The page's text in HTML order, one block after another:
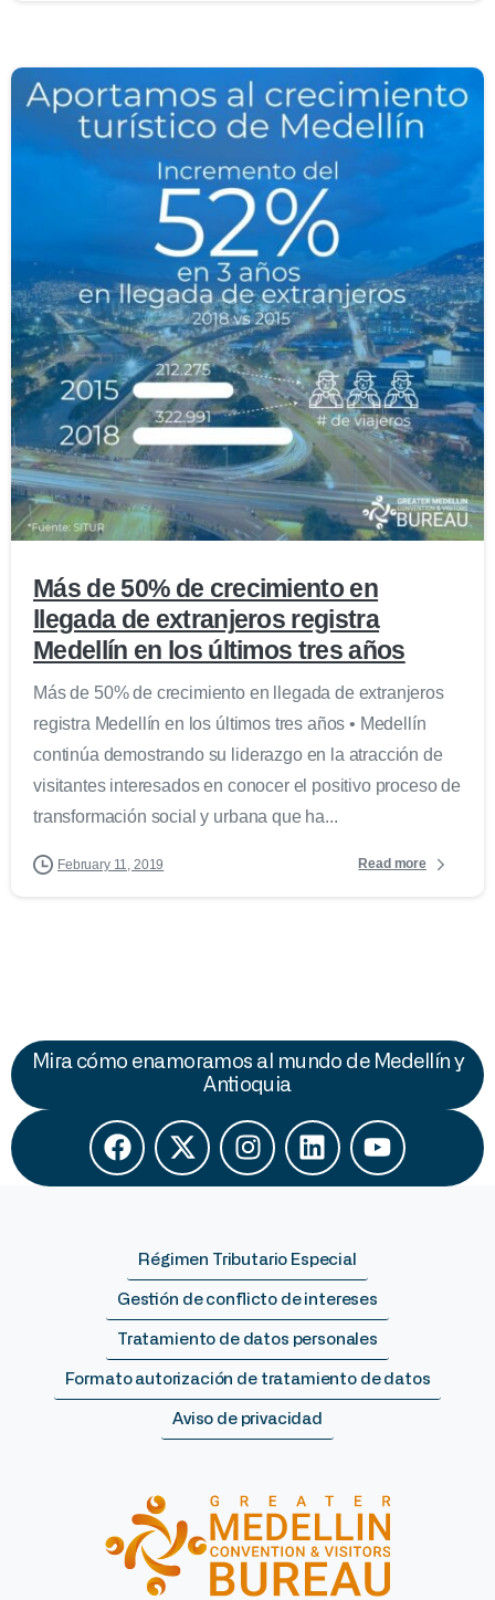
0
Más de 50% de crecimiento en
llegada de extranjeros registra
Medellín en los últimos tres años
Más de 50% de crecimiento en llegada de extranjeros
registra Medellín en los últimos tres años • Medellín
continúa demostrando su liderazgo en la atracción de
visitantes interesados en conocer el positivo proceso de
transformación social y urbana que ha...
February 11, 2019 Read more
Mira cómo enamoramos al mundo de Medellín y
Antioquia
Régimen Tributario Especial
Gestión de conflicto de intereses
Tratamiento de datos personales
Formato autorización de tratamiento de datos
Aviso de privacidad